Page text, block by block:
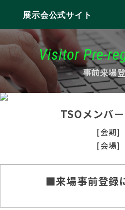
展示会公式サイト
Visitor Pre-
事前来場
TSOメンバ
[会期]
[会場]
■来場事前登録